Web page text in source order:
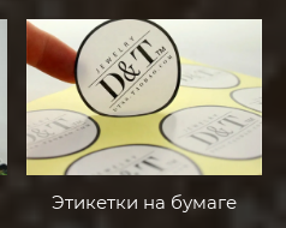
Этикетки на бумаге